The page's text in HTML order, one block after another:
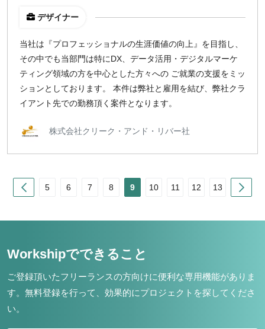
デザイナー
当社は『プロフェッショナルの生涯価値の向上』を目指し、
その中でも当部門は特にDX、データ活用・デジタルマーケ
ティング領域の方を中心とした方々への ご就業の支援をミッ
ションとしております。 本件は弊社と雇用を結び、弊社クラ
イアント先での勤務頂く案件となります。
株式会社クリーク・アンド・リバー社
Prev
5 6 7 8 9 10 11 12 13
Workshipでできること
ご登録頂いたフリーランスの方向けに便利な専用機能がありま
す。 無料登録を行って、効果的にプロジェクトを探してくださ
い。